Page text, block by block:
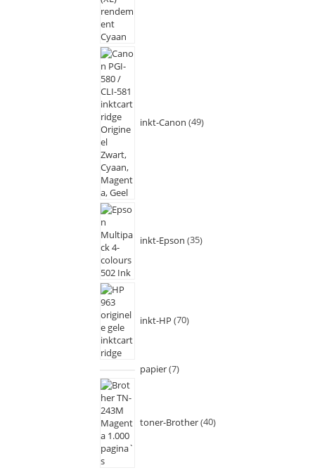
inkt-Canon 49
inkt-Epson 35
inkt-HP 70
papier 7
toner-Brother 40